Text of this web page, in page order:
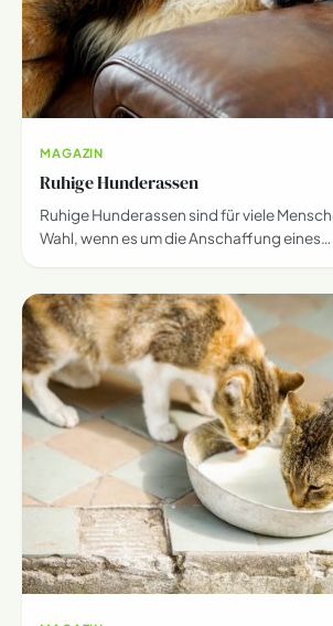
MAGAZIN
Ruhige Hunderassen
Ruhige Hunderassen sind für viele
Wahl, wenn es um die Anschaffung eines…